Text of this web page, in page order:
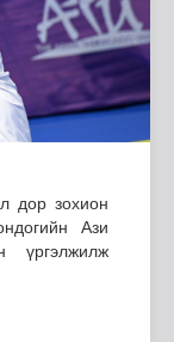
дор зохион
Ази
үргэлжилж